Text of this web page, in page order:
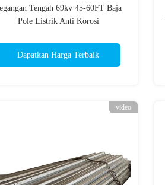
Tengah 69kv 45-60FT Baja
Pole Listrik Anti Korosi
Dapatkan Harga Terbaik
video